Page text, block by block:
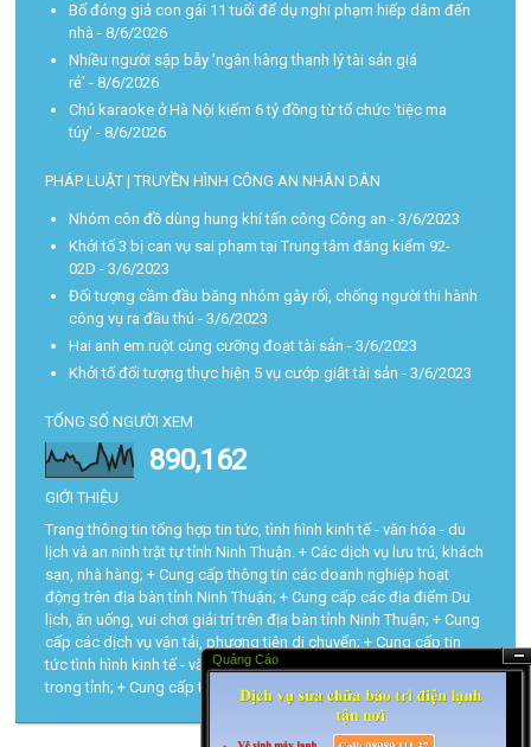
Ẩn
Quảng Cáo
Bố đóng giả con gái 11 tuổi để dụ nghi phạm hiếp dâm đến
nhà - 8/6/2026
Nhiều người sập bẫy 'ngân hàng thanh lý tài sản giá
rẻ' - 8/6/2026
Chủ karaoke ở Hà Nội kiếm 6 tỷ đồng từ tổ chức 'tiệc ma
túy' - 8/6/2026
PHÁP LUẬT | TRUYỀN HÌNH CÔNG AN NHÂN DÂN
Nhóm côn đồ dùng hung khí tấn công Công an - 3/6/2023
Khởi tố 3 bị can vụ sai phạm tại Trung tâm đăng kiểm 92-
02D - 3/6/2023
Đối tượng cầm đầu băng nhóm gây rối, chống người thi hành
công vụ ra đầu thú - 3/6/2023
Hai anh em ruột cùng cưỡng đoạt tài sản - 3/6/2023
Khởi tố đối tượng thực hiện 5 vụ cướp giật tài sản - 3/6/2023
TỔNG SỐ NGƯỜI XEM
890,162
GIỚI THIỆU
Trang thông tin tổng hợp tin tức, tình hình kinh tế - văn hóa - du
lịch và an ninh trật tự tỉnh Ninh Thuận. + Các dịch vụ lưu trú, khách
sạn, nhà hàng; + Cung cấp thông tin các doanh nghiệp hoạt
động trên địa bàn tỉnh Ninh Thuận; + Cung cấp các địa điểm Du
lịch, ăn uống, vui chơi giải trí trên địa bàn tỉnh Ninh Thuận; + Cung
cấp các dịch vụ vận tải, phương tiện di chuyển; + Cung cấp tin
tức tình hình kinh tế - văn hóa - du lịch và trật tự an toàn xã hội
trong tỉnh; + Cung cấp tra cứu các thủ tục hành chính...